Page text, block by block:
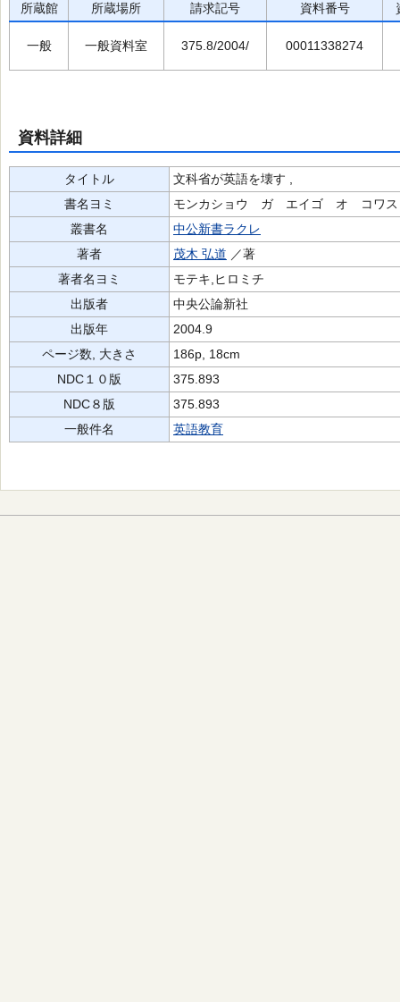
所蔵館 所蔵場所 請求記号 資料番号
一般 一般資料室 375.8/2004/ 00011338274
資料詳細
タイトル
文科省が英語を壊す ,
書名ヨミ
モンカショウ ガ エイゴ オ コワス
叢書名
中公新書ラクレ
著者
茂木 弘道 ／著
著者名ヨミ
モテキ,ヒロミチ
出版者
中央公論新社
出版年
2004.9
ページ数, 大きさ
186p, 18cm
NDC１０版
375.893
NDC８版
375.893
一般件名
英語教育